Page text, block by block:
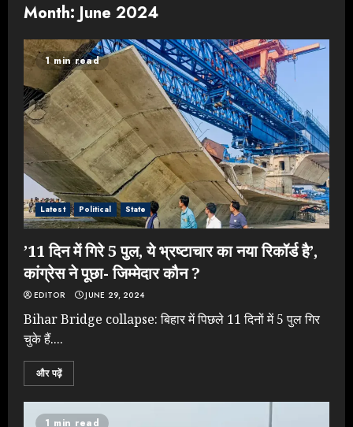
Month: June 2024
1 min read
Latest Political State
’11 दिन में गिरे 5 पुल, ये भ्रष्टाचार का नया रिकॉर्ड है’,
कांग्रेस ने पूछा- जिम्मेदार कौन ?
EDITOR JUNE 29, 2024
Bihar Bridge collapse: बिहार में पिछले 11 दिनों में 5 पुल गिर
चुके हैं....
और पढ़ें
1 min read